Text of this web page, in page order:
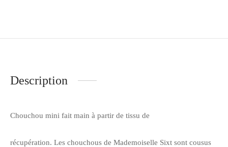
Description
Chouchou mini fait main à partir de tissu de
récupération. Les chouchous de Mademoiselle Sixt sont cousus